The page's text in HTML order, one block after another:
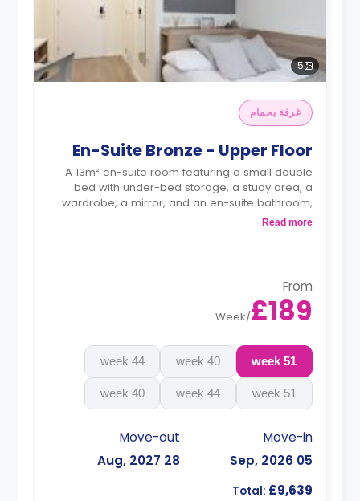
5
غرفة بحمام
En-Suite Bronze - Upper Floor
A 13m² en-suite room featuring a small double
bed with under-bed storage, a study area, a
wardrobe, a mirror, and an en-suite bathroom,
with access to a shared kitchen and living space.
Read more
From
£189
/
Week
51 week
40 week
44 week
51 week
44 week
40 week
Move-in
05 Sep, 2026
Move-out
28 Aug, 2027
Total: £9,639